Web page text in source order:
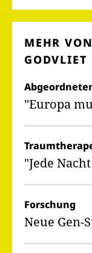
MEHR
GODVLIET
"Europa
"Jede
Forschung
Neue Gen-